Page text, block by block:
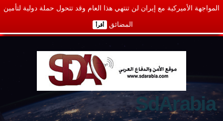
المواجهة الأميركية مع إيران لن تنتهي هذا العام وقد تتحول حملة دولية لتأمين
المضائق أقرأ
SdArabia